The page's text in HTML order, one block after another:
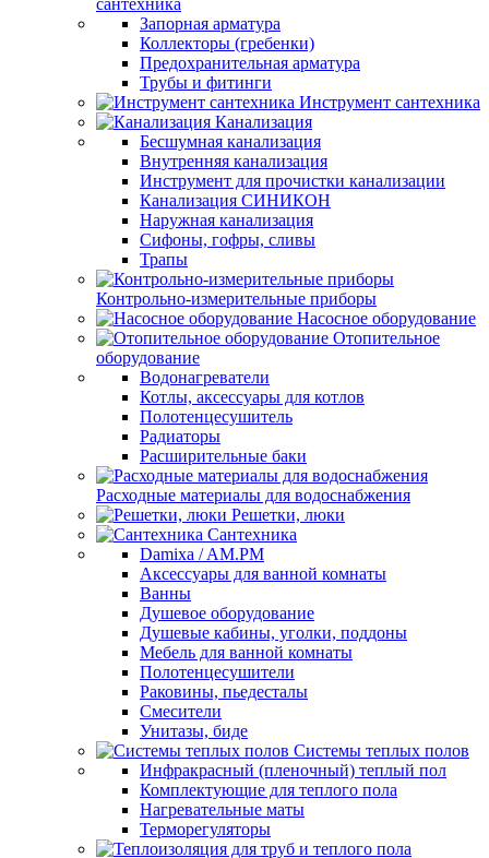
сантехника
Запорная арматура
Коллекторы (гребенки)
Предохранительная арматура
Трубы и фитинги
Инструмент сантехника
Канализация
Бесшумная канализация
Внутренняя канализация
Инструмент для прочистки канализации
Канализация СИНИКОН
Наружная канализация
Сифоны, гофры, сливы
Трапы
Контрольно-измерительные приборы
Насосное оборудование
Отопительное
оборудование
Водонагреватели
Котлы, аксессуары для котлов
Полотенцесушитель
Радиаторы
Расширительные баки
Расходные материалы для водоснабжения
Решетки, люки
Сантехника
Damixa / AM.PM
Аксессуары для ванной комнаты
Ванны
Душевое оборудование
Душевые кабины, уголки, поддоны
Мебель для ванной комнаты
Полотенцесушители
Раковины, пьедесталы
Смесители
Унитазы, биде
Системы теплых полов
Инфракрасный (пленочный) теплый пол
Комплектующие для теплого пола
Нагревательные маты
Терморегуляторы